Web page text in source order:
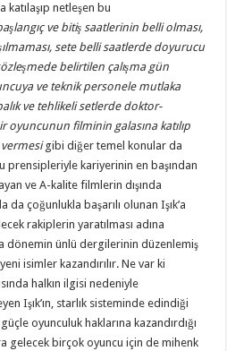
katılaşıp netleşen bu
ve bitiş saatlerinin belli olması,
sete belli saatlerde doyurucu
belirtilen çalışma gün
ve teknik personele mutlaka
ve tehlikeli setlerde doktor-
filminin galasına katılıp
gibi diğer temel konular da
prensipleriyle kariyerinin en başından
ve A-kalite filmlerin dışında
da çoğunlukla başarılı olunan Işık’a
rakiplerin yaratılması adına
dönemin ünlü dergilerinin düzenlemiş
isimler kazandırılır. Ne var ki
halkın ilgisi nedeniyle
Işık’ın, starlık sisteminde edindiği
oyunculuk haklarına kazandırdığı
gelecek birçok oyuncu için de mihenk